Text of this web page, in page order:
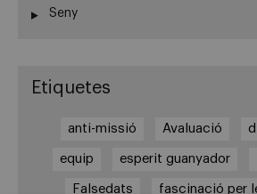
Seny
Etiquetes
anti-missió Avaluació
equip esperit guanyador
Falsedats fascinació per